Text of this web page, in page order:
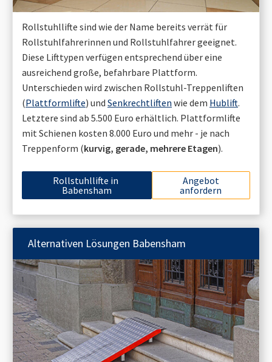
Rollstuhllifte sind wie der Name bereits verrät für
Rollstuhlfahrerinnen und Rollstuhlfahrer geeignet.
Diese Lifttypen verfügen entsprechend über eine
ausreichend große, befahrbare Plattform.
Unterschieden wird zwischen Rollstuhl-Treppenliften
(Plattformlifte) und Senkrechtliften wie dem Hublift.
Letztere sind ab 5.500 Euro erhältlich. Plattformlifte
mit Schienen kosten 8.000 Euro und mehr - je nach
Treppenform (kurvig, gerade, mehrere Etagen).
Rollstuhllifte in
Babensham
Angebot
anfordern
Alternativen Lösungen Babensham